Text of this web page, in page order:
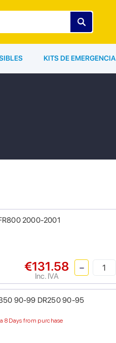
KITS DE EMERGENCIA
2000-2001
€131.58
Inc. IVA
90-99 DR250 90-95
8 Days from purchase